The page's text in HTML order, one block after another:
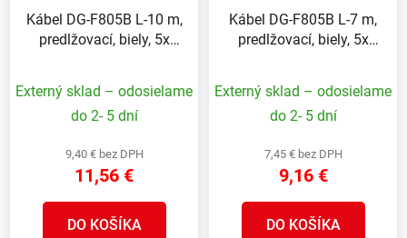
Kábel DG-F805B L-10 m,
predlžovací, biely, 5x
Externý sklad – odosielame
do 2- 5 dní
9,40 € bez DPH
11,56 €
DO KOŠÍKA
Kábel DG-F805B L-7 m,
predlžovací, biely, 5x
Externý sklad – odosielame
do 2- 5 dní
7,45 € bez DPH
9,16 €
DO KOŠÍKA